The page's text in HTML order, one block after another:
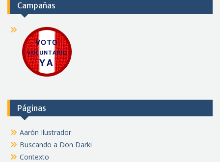
Campañas
Páginas
Aarón Ilustrador
Buscando a Don Darki
Contexto